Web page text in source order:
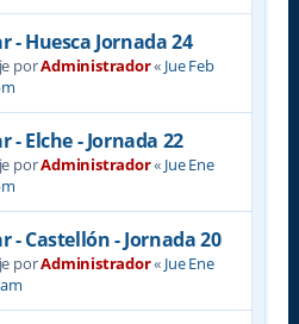
- Huesca Jornada 24
porAdministrador« Jue Feb
- Elche - Jornada 22
porAdministrador« Jue Ene
- Castellón - Jornada 20
porAdministrador« Jue Ene